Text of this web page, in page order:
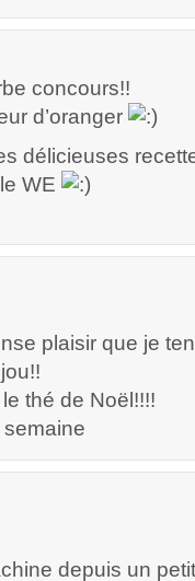
concours!!
d’oranger
délicieuses
WE
plaisir que je
thé de Noël!!!!
depuis un